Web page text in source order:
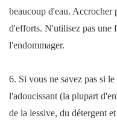
beaucoup d'eau. Accrocher
d'efforts. N'utilisez pas une
l'endommager.
6. Si vous ne savez pas si
l'adoucissant (la plupart
de la lessive, du détergent